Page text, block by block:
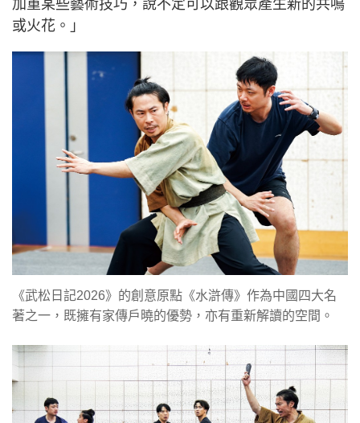
加重某些藝術技巧，說不定可以跟觀眾產生新的共鳴
或火花。」
《武松日記2026》的創意原點《水滸傳》作為中國四大名
著之一，既擁有家傳戶曉的優勢，亦有重新解讀的空間。